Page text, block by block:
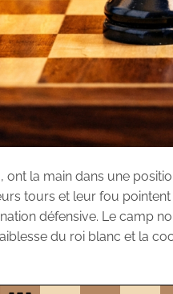
la main dans une
tours et leur fou
défensive. Le camp
du roi blanc et la